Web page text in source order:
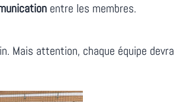
entre les membres.
Mais attention, chaque équipe